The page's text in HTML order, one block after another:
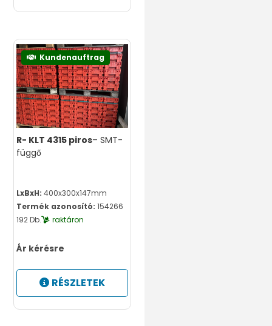
Kundenauftrag
R- KLT 4315 piros– SMT-
függő
LxBxH: 400x300x147mm
Termék azonosító: 154266
192 Db.
raktáron
Ár kérésre
RÉSZLETEK